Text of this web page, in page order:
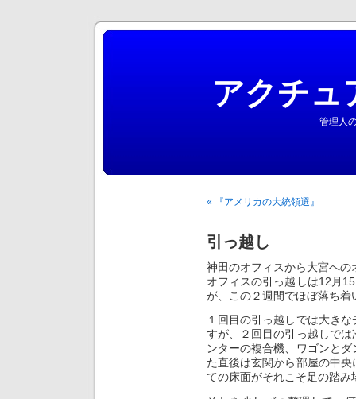
アクチュ
管理人
« 『アメリカの大統領選』
引っ越し
神田のオフィスから大宮へ
オフィスの引っ越しは12月
が、この２週間でほぼ落ち着
１回目の引っ越しでは大き
すが、２回目の引っ越しで
ンターの複合機、ワゴンと
た直後は玄関から部屋の中
ての床面がそれこそ足の踏